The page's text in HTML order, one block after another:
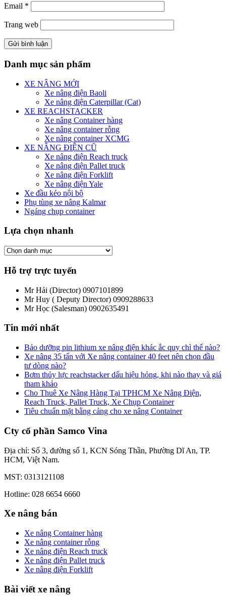
Email *
Trang web
Danh mục sản phẩm
XE NÂNG MỚI
Xe nâng điện Baoli
Xe nâng điện Caterpillar (Cat)
XE REACHSTACKER
Xe nâng Container hàng
Xe nâng container rỗng
Xe nâng container XCMG
XE NÂNG ĐIỆN CŨ
Xe nâng điện Reach truck
Xe nâng điện Pallet truck
Xe nâng điện Forklift
Xe nâng điện Yale
Xe đầu kéo nội bộ
Phụ tùng xe nâng Kalmar
Ngáng chụp container
Lựa chọn nhanh
Hỗ trợ trực tuyến
Mr Hải (Director) 0907101899
Mr Huy ( Deputy Director) 0909288633
Mr Học (Salesman) 0902635491
Tin mới nhất
Bảo dưỡng pin lithium xe nâng điện khác ắc quy chì thế nào?
Xe nâng 35 tấn với Xe nâng container 40 feet nên chọn đầu
tư dòng nào?
Bơm thủy lực reachstacker dấu hiệu hỏng, khi nào thay và giá
tham khảo
Cho Thuê Xe Nâng Hàng Tại TPHCM Xe Nâng Điện,
Reach Truck, Pallet Truck, Xe Chụp Container
Tiêu chuẩn mặt bằng cảng cho xe nâng Container
Cty cổ phần Samco Vina
Địa chỉ: Số 3, đường số 1, KCN Sóng Thần, Phường Dĩ An, TP.
HCM, Việt Nam.
MST: 0313121108
Hotline: 028 6654 6660
Xe nâng bán
Xe nâng Container hàng
Xe nâng container rỗng
Xe nâng điện Reach truck
Xe nâng điện Pallet truck
Xe nâng điện Forklift
Bài viết xe nâng